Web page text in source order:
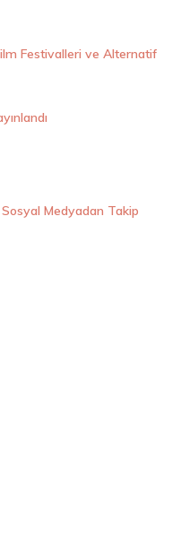
Festivalleri ve Alternatif
Medyadan Takip